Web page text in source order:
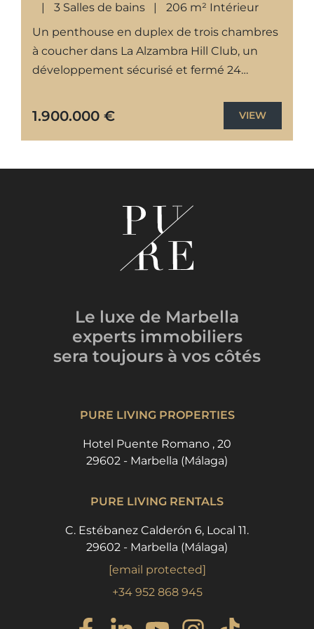
3 Salles de bains
206 m² Intérieur
Un penthouse en duplex de trois chambres
à coucher dans La Alzambra Hill Club, un
développement sécurisé et fermé 24
tropicaux luxuriants avec...
1.900.000 € VIEW
Le luxe de Marbella
experts immobiliers
sera toujours à vos côtés
PURE LIVING PROPERTIES
Hotel Puente Romano , 20
29602 - Marbella (Málaga)
PURE LIVING RENTALS
C. Estébanez Calderón 6, Local 11.
29602 - Marbella (Málaga)
[email protected]
+34 952 868 945